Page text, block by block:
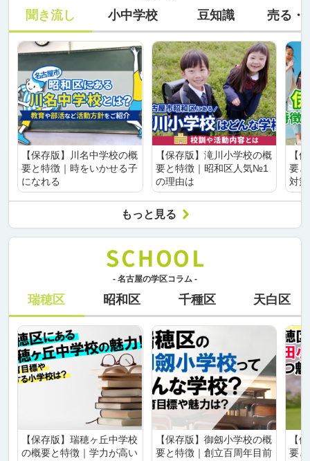
聞き流し 小中学校 豆知識 売る・
【保存版】川名中学校の概
要と特徴｜時をいかせる子
になれる
【保存版】滝川小学校の概
要と特徴｜昭和区人気№1
の理由は
【
要
対
もっと見る
- 名古屋の学区コラム -
瑞穂区 昭和区 千種区 天白区
【保存版】瑞穂ヶ丘中学校
の概要と特徴｜学力が高い
【保存版】御劔小学校の概
要と特徴｜創立百周年目前
【
要